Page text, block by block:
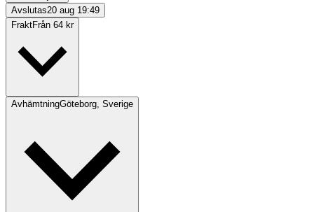
Avslutas20 aug 19:49
FraktFrån 64 kr
AvhämtningGöteborg, Sverige